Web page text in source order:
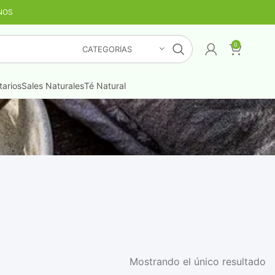
CATEGORÍAS 0
Sales NaturalesTé Natural
Mostrando el único resultado